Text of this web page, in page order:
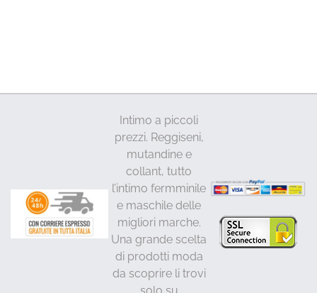
Intimo a piccoli
prezzi. Reggiseni,
mutandine e
collant, tutto
l’intimo fermminile
e maschile delle
migliori marche.
Una grande scelta
di prodotti moda
da scoprire li trovi